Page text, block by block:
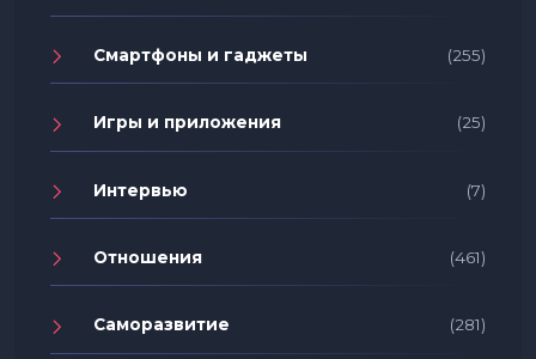
Смартфоны и гаджеты (255)
Игры и приложения (25)
Интервью (7)
Отношения (461)
Саморазвитие (281)